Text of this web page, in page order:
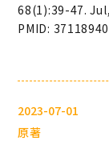
68(1):39-47.
PMID: 37118940
2023-07-01
原著